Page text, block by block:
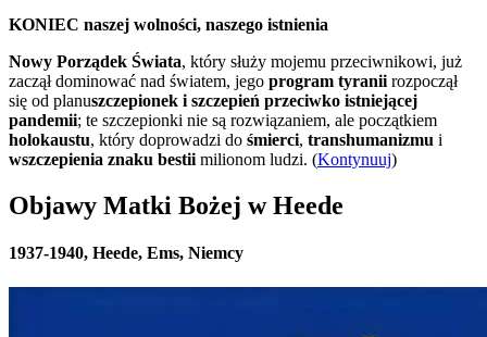
KONIEC naszej wolności, naszego istnienia
Nowy Porządek Świata, który służy mojemu przeciwnikowi, już
zaczął dominować nad światem, jego program tyranii rozpoczął
się od planuszczepionek i szczepień przeciwko istniejącej
pandemii; te szczepionki nie są rozwiązaniem, ale początkiem
holokaustu, który doprowadzi do śmierci, transhumanizmu i
wszczepienia znaku bestii milionom ludzi. (Kontynuuj)
Objawy Matki Bożej w Heede
1937-1940, Heede, Ems, Niemcy